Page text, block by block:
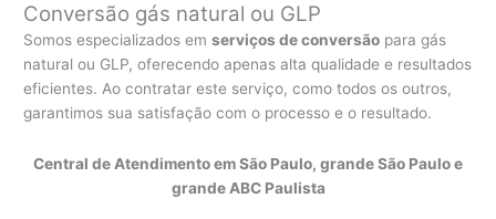
Conversão gás natural ou GLP
Somos especializados emserviços de conversão para gás
natural ou GLP, oferecendo apenas alta qualidade e resultados
eficientes. Ao contratar este serviço, como todos os outros,
garantimos sua satisfação com o processo e o resultado.
Central de Atendimento em São Paulo, grande São Paulo e
grande ABC Paulista